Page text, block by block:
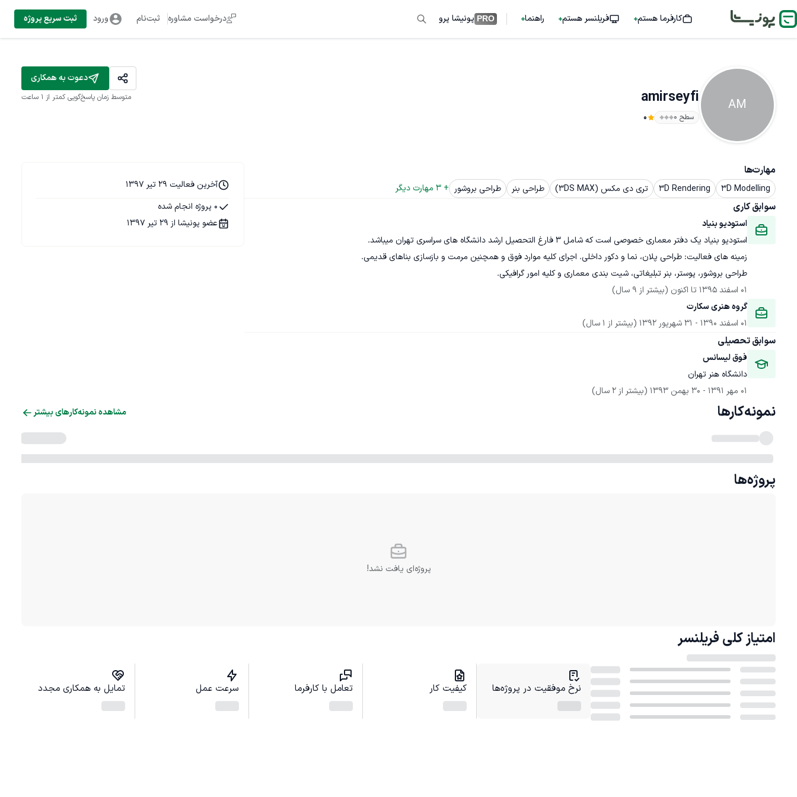
کارفرما هستم فریلنسر هستم راهنما PRO پونیشا پرو درخواست مشاوره ثبت‌نام ورود ثبت سریع پروژه
AM
amirseyfi
سطح ۰ 0
دعوت به همکاری
متوسط زمان پاسخ‌گویی کمتر از 1 ساعت
مهارت‌ها
3D Modelling
3D Rendering تری دی مکس (3DS MAX) طراحی بنر طراحی بروشور +
3 مهارت دیگر
سوابق کاری
استودیو بنیاد
طراحی بروشور، پوستر، بنر تبلیغاتی، شیت بندی معماری و کلیه امور گرافیکی.
01 اسفند 1395
تا اکنون (بیشتر از 9 سال)
گروه هنری سکارت
01 اسفند 1390
- 31 شهریور 1392 (بیشتر از 1 سال)
سوابق تحصیلی
فوق لیسانس
دانشگاه هنر تهران
01 مهر 1391
- 30 بهمن 1393 (بیشتر از 2 سال)
آخرین فعالیت 29 تیر 1397
0 پروژه انجام شده
عضو پونیشا از 29 تیر 1397
نمونه‌کارها مشاهده نمونه‌کارهای بیشتر
پروژه‌ها
پروژه‌ای یافت نشد!
امتیاز کلی فریلنسر
نرخ موفقیت در پروژه‌ها کیفیت کار تعامل با کارفرما سرعت عمل تمایل به همکاری مجدد